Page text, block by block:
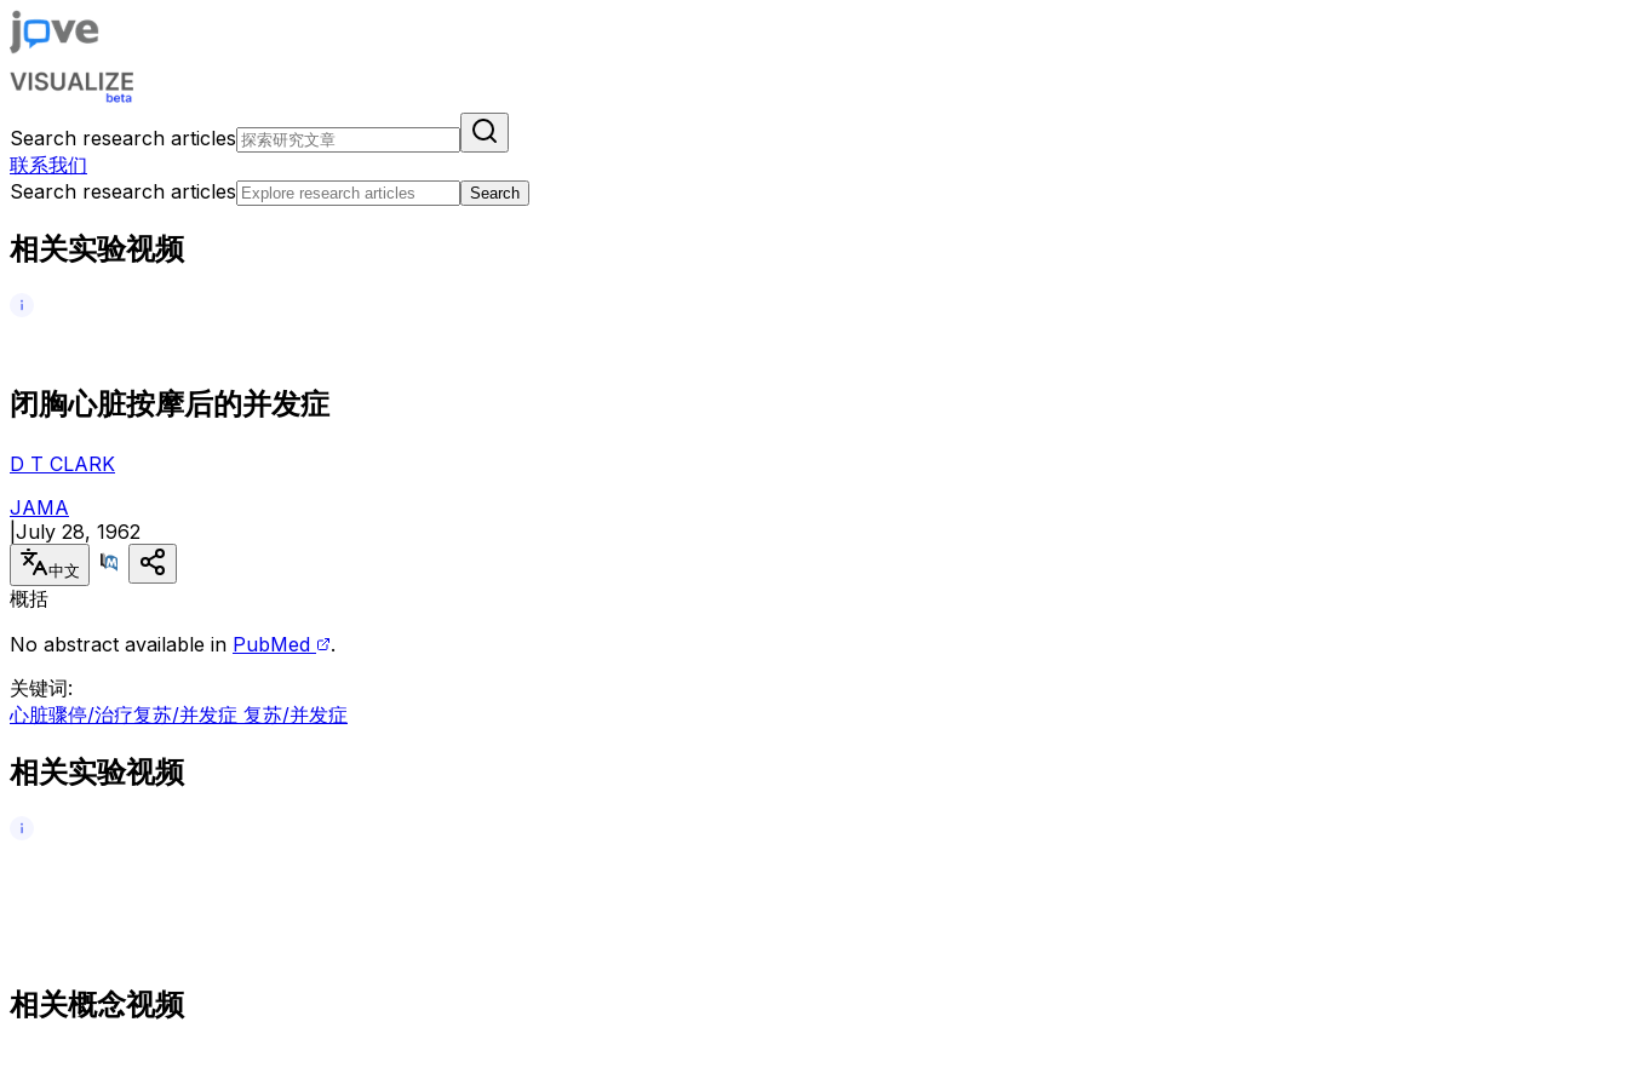
Search research articles
联系我们
Search research articles
Search
相关实验视频
闭胸心脏按摩后的并发症
D T CLARK
JAMA
July 28, 1962
中文
概括
No abstract available in PubMed
.
关键词:
心脏骤停/治疗复苏/并发症 复苏/并发症
相关实验视频
相关概念视频